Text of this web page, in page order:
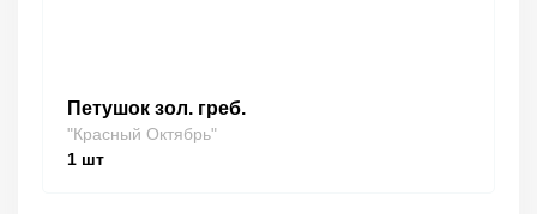
Петушок зол. греб.
"Красный Октябрь"
1 шт